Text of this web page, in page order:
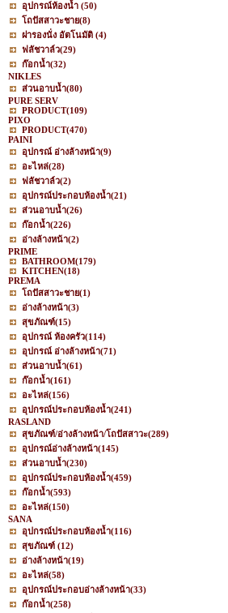
อุปกรณ์ห้องน้ำ (50)
โถปัสสาวะชาย(8)
ฝารองนั่ง อัตโนมัติ (4)
ฟลัชวาล์ว(29)
ก๊อกน้ำ(32)
NIKLES
ส่วนอาบน้ำ(80)
PURE SERV
PRODUCT(109)
PIXO
PRODUCT(470)
PAINI
อุปกรณ์ อ่างล้างหน้า(9)
อะไหล่(28)
ฟลัชวาล์ว(2)
อุปกรณ์ประกอบห้องน้ำ(21)
ส่วนอาบน้ำ(26)
ก๊อกน้ำ(226)
อ่างล้างหน้า(2)
PRIME
BATHROOM(179)
KITCHEN(18)
PREMA
โถปัสสาวะชาย(1)
อ่างล้างหน้า(3)
สุขภัณฑ์(15)
อุปกรณ์ ห้องครัว(114)
อุปกรณ์ อ่างล้างหน้า(71)
ส่วนอาบน้ำ(61)
ก๊อกน้ำ(161)
อะไหล่(156)
อุปกรณ์ประกอบห้องน้ำ(241)
RASLAND
สุขภัณฑ์/อ่างล้างหน้า/โถปัสสาวะ(289)
อุปกรณ์อ่างล้างหน้า(145)
ส่วนอาบน้ำ(230)
อุปกรณ์ประกอบห้องน้ำ(459)
ก๊อกน้ำ(593)
อะไหล่(150)
SANA
อุปกรณ์ประกอบห้องน้ำ(116)
สุขภัณฑ์ (12)
อ่างล้างหน้า(19)
อะไหล่(58)
อุปกรณ์ประกอบอ่างล้างหน้า(33)
ก๊อกน้ำ(258)